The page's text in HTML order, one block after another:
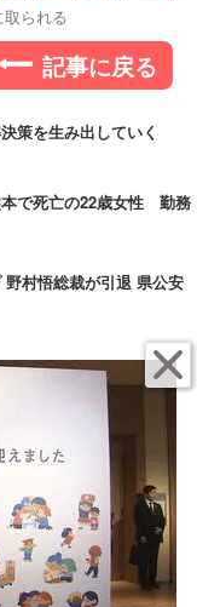
取られる
記事に戻る
策を生み出していく
で死亡の22歳女性 勤務
村悟総裁が引退 県公安